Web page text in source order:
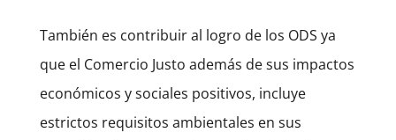
También es contribuir al logro de los ODS ya
que el Comercio Justo además de sus impactos
económicos y sociales positivos, incluye
estrictos requisitos ambientales en sus